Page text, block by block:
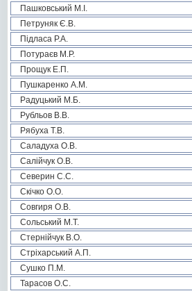
Пашковський М.І.
Петруняк Є.В.
Підласа Р.А.
Потураєв М.Р.
Прощук Е.П.
Пушкаренко А.М.
Радуцький М.Б.
Рубльов В.В.
Рябуха Т.В.
Саладуха О.В.
Салійчук О.В.
Северин С.С.
Скічко О.О.
Совгиря О.В.
Сольський М.Т.
Стернійчук В.О.
Стріхарський А.П.
Сушко П.М.
Тарасов О.С.